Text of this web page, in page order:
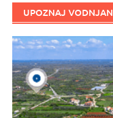
UPOZNAJ VODNJAN